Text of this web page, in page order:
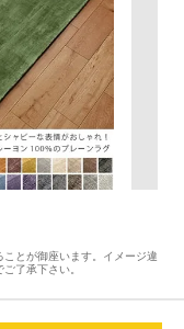
とが御座います。イメージ違
了承下さい。